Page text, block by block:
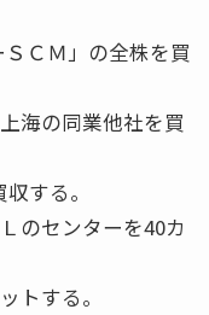
ＣＭ」の全株を買
海の同業他社を買
する。
のセンターを40カ
トする。